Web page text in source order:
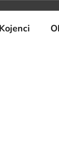
Kojenci